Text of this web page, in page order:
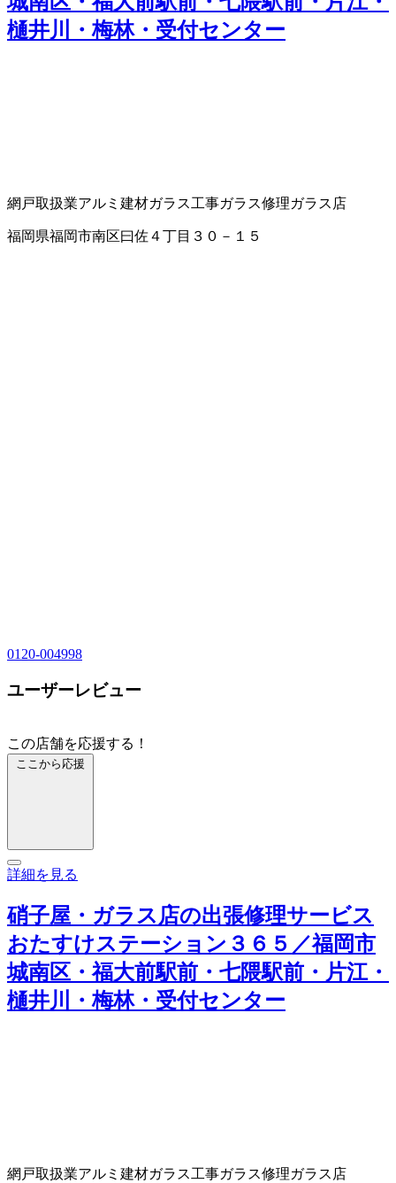
樋井川・梅林・受付センター
網戸取扱業アルミ建材ガラス工事ガラス修理ガラス店
福岡県福岡市南区曰佐４丁目３０－１５
0120-004998
ユーザーレビュー
この店舗を応援する！
ここから応援
詳細を見る
硝子屋・ガラス店の出張修理サービス
おたすけステーション３６５／福岡市
城南区・福大前駅前・七隈駅前・片江・
樋井川・梅林・受付センター
網戸取扱業アルミ建材ガラス工事ガラス修理ガラス店